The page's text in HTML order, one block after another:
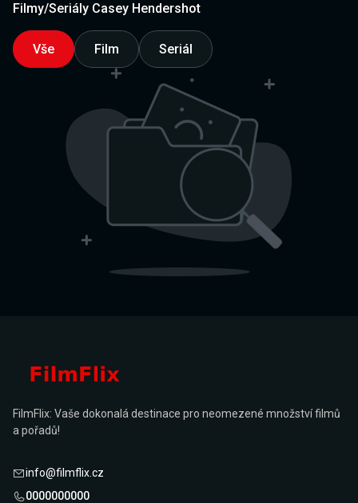
Filmy/Seriály Casey Hendershot
Vše Film Seriál
FilmFlix: Vaše dokonalá destinace pro neomezené množství filmů
a pořadů!
info@filmflix.cz
0000000000